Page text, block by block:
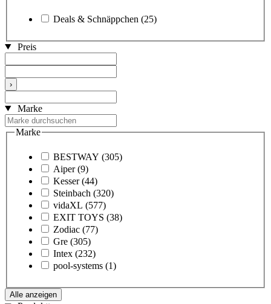
Deals & Schnäppchen (25)
Preis
›
Marke
Marke
BESTWAY (305)
Aiper (9)
Kesser (44)
Steinbach (320)
vidaXL (577)
EXIT TOYS (38)
Zodiac (77)
Gre (305)
Intex (232)
pool-systems (1)
Alle anzeigen